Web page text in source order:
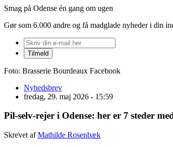
Smag på Odense én gang om ugen
Gør som 6.000 andre og få madglade nyheder i din
Foto: Brasserie Bourdeaux Facebook
Nyhedsbrev
fredag, 29. maj 2026 - 15:59
Pil-selv-rejer i Odense: her er 7 steder
Skrevet afMathilde Rosenbæk